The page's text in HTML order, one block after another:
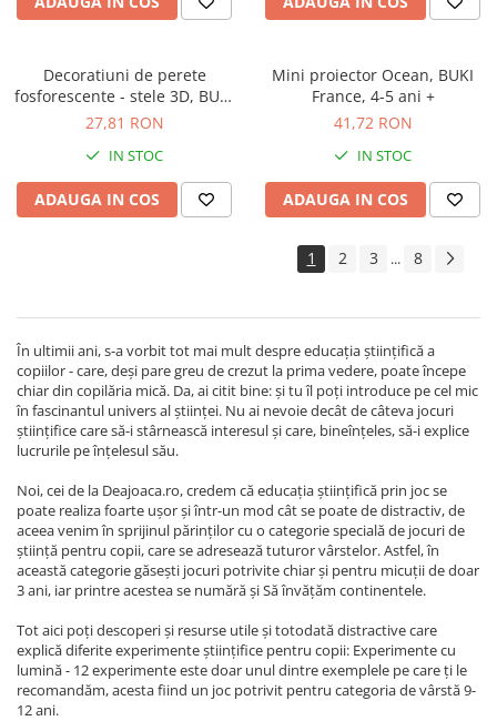
Decoratiuni de perete
fosforescente - stele 3D, BUKI
France, 4-5 ani +
27,81 RON
IN STOC
ADAUGA IN COS
Mini proiector Ocean, BUKI
France, 4-5 ani +
41,72 RON
IN STOC
ADAUGA IN COS
1 2 3 ... 8
În ultimii ani, s-a vorbit tot mai mult despre educația științifică a
copiilor - care, deși pare greu de crezut la prima vedere, poate începe
chiar din copilăria mică. Da, ai citit bine: și tu îl poți introduce pe cel mic
în fascinantul univers al științei. Nu ai nevoie decât de câteva jocuri
științifice care să-i stârnească interesul și care, bineînțeles, să-i explice
lucrurile pe înțelesul său.
Noi, cei de la Deajoaca.ro, credem că educația științifică prin joc se
poate realiza foarte ușor și într-un mod cât se poate de distractiv, de
aceea venim în sprijinul părinților cu o categorie specială de jocuri de
știință pentru copii, care se adresează tuturor vârstelor. Astfel, în
această categorie găsești jocuri potrivite chiar și pentru micuții de doar
3 ani, iar printre acestea se numără și Să învățăm continentele.
Tot aici poți descoperi și resurse utile și totodată distractive care
explică diferite experimente științifice pentru copii: Experimente cu
lumină - 12 experimente este doar unul dintre exemplele pe care ți le
recomandăm, acesta fiind un joc potrivit pentru categoria de vârstă 9-
12 ani.